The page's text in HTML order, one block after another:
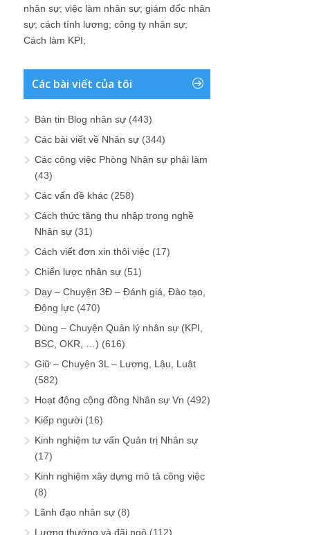
nhân sự; việc làm nhân sự; giám đốc nhân
sự; cách tính lương; công ty nhân sự;
Cách làm KPI;
Các bài viết của tôi
Bản tin Blog nhân sự (443)
Các bài viết về Nhân sự (344)
Các công việc Phòng Nhân sự phải làm
(43)
Các vấn đề khác (258)
Cách thức tăng thu nhập trong nghề
Nhân sự (31)
Cách viết đơn xin thôi việc (17)
Chiến lược nhân sự (51)
Dạy – Chuyện 3Đ – Đánh giá, Đào tạo,
Động lực (470)
Dùng – Chuyện Quản lý nhân sự (KPI,
BSC, OKR, …) (616)
Giữ – Chuyện 3L – Lương, Lậu, Luật
(582)
Hoạt động cộng đồng Nhân sự Vn (492)
Kiếp người (16)
Kinh nghiệm tư vấn Quản trị Nhân sự
(17)
Kinh nghiệm xây dựng mô tả công việc
(8)
Lãnh đạo nhân sự (8)
Lương thưởng và đãi ngộ (112)